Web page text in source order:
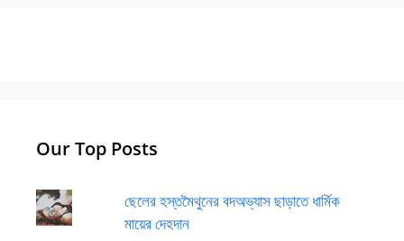
Our Top Posts
ছেলের হস্তমৈথুনের বদঅভ্যাস ছাড়াতে ধার্মিক
মায়ের দেহদান